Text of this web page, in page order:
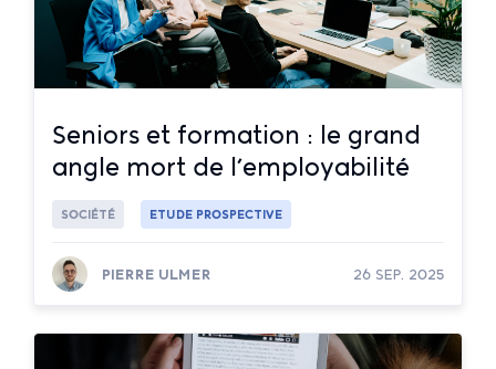
Seniors et formation : le grand
angle mort de l’employabilité
SOCIÉTÉ ETUDE PROSPECTIVE
PIERRE ULMER 26 SEP. 2025
Lire la suite